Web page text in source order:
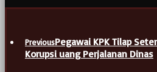
PreviousPegawai KPK Tilap
Korupsi uang Perjalanan Dinas